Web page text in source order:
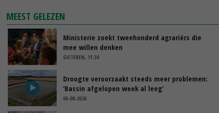
MEEST GELEZEN
Ministerie zoekt tweehonderd agrariërs die
mee willen denken
GISTEREN, 11:34
Droogte veroorzaakt steeds meer problemen:
‘Bassin afgelopen week al leeg’
06-08-2026